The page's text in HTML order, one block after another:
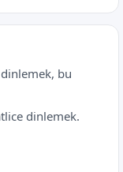
bu
dinlemek.